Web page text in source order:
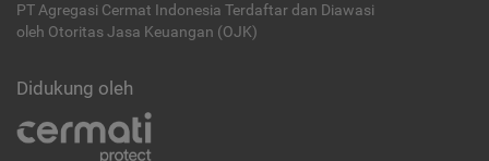
PT Agregasi Cermat Indonesia Terdaftar dan Diawasi
oleh Otoritas Jasa Keuangan (OJK)
Didukung oleh